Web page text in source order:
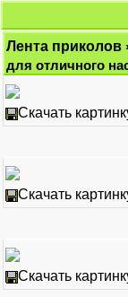
Лента приколов
для отличного
Скачать
Скачать
Скачать